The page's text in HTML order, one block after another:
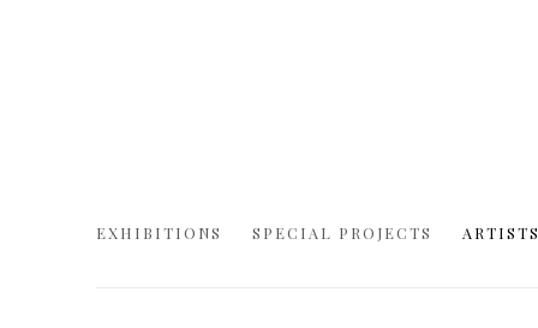
EXHIBITIONS SPECIAL PROJECTS